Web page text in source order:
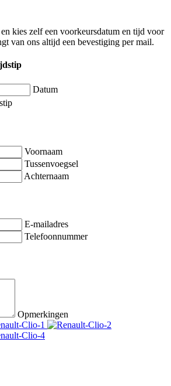
kies zelf een voorkeursdatum en tijd voor
van ons altijd een bevestiging per mail.
Datum
Voornaam
Tussenvoegsel
Achternaam
E-mailadres
Telefoonnummer
Opmerkingen